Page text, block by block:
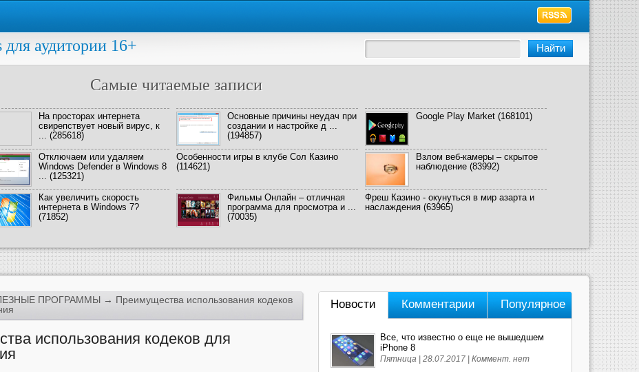
аудитории 16+
Самые читаемые записи
На просторах интернета
свирепствует новый вирус, к
... (285618)
Основные причины неудач при
создании и настройке д ...
(194857)
Google Play Market (168101)
Отключаем или удаляем
Windows Defender в Windows 8
... (125321)
Особенности игры в клубе Сол Казино
(114621)
Взлом веб-камеры – скрытое
наблюдение (83992)
Как увеличить скорость
интернета в Windows 7?
(71852)
Фильмы Онлайн – отличная
программа для просмотра и ...
(70035)
Фреш Казино - окунуться в мир азарта и
наслаждения (63965)
ПРОГРАММЫ → Преимущества использования кодеков
использования кодеков для
Новости Комментарии Популярное
Все, что известно о еще не вышедшем
iPhone 8
Пятница | 28.07.2017 | Коммент. нет